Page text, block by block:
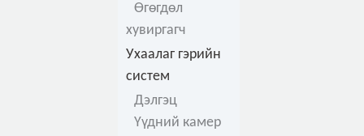
Өгөгдөл
хувиргагч
Ухаалаг гэрийн
систем
Дэлгэц
Үүдний камер